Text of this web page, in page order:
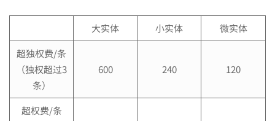
大实体 小实体
微实体
超独权费/条
（独权超过3
条）
600 240 120
超权费/条